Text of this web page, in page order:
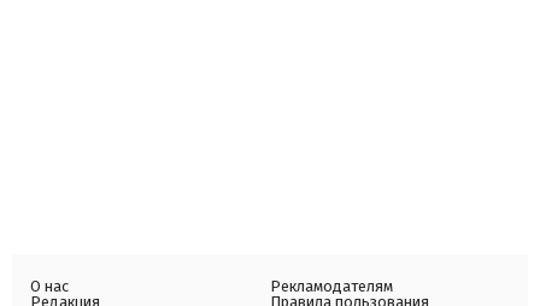
О нас
Редакция
Рекламодателям
Правила пользования